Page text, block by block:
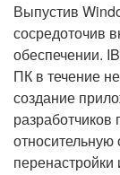
Выпустив
сосредоточив
обеспечении.
ПК в течение
создание
относительную